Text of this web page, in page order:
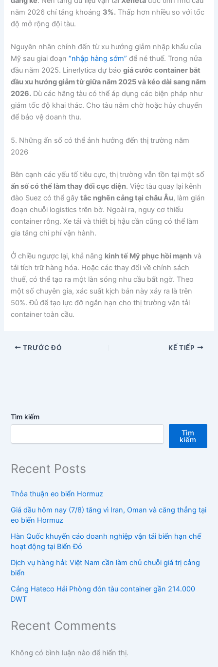
năm 2026 chỉ tăng khoảng 3%. Thấp hơn nhiều so với tốc
độ mở rộng đội tàu.
Nguyên nhân chính đến từ xu hướng giảm nhập khẩu của
Mỹ sau giai đoạn“nhập hàng sớm” để né thuế. Trong nửa
đầu năm 2025. Linerlytica dự báogiá cước container bắt
đầu xu hướng giảm từ giữa năm 2025 và kéo dài sang năm
2026. Dù các hãng tàu có thể áp dụng các biện pháp như
giảm tốc độ khai thác. Cho tàu nằm chờ hoặc hủy chuyến
để bảo vệ doanh thu.
5. Những ẩn số có thể ảnh hưởng đến thị trường năm
2026
Bên cạnh các yếu tố tiêu cực, thị trường vẫn tồn tại một số
ẩn số có thể làm thay đổi cục diện. Việc tàu quay lại kênh
đào Suez có thể gâytắc nghẽn cảng tại châu Âu, làm gián
đoạn chuỗi logistics trên bờ. Ngoài ra, nguy cơ thiếu
container rỗng. Xe tải và thiết bị hậu cần cũng có thể làm
gia tăng chi phí vận hành.
Ở chiều ngược lại, khả năng kinh tế Mỹ phục hồi mạnh và
tái tích trữ hàng hóa. Hoặc các thay đổi về chính sách
thuế, có thể tạo ra một làn sóng nhu cầu bất ngờ. Theo
một số chuyên gia, xác suất kịch bản này xảy ra là trên
50%. Đủ để tạo lực đỡ ngắn hạn cho thị trường vận tải
container toàn cầu.
TRƯỚC ĐÓ KẾ TIẾP
Tìm kiếm
Tìm
kiếm
Recent Posts
Thỏa thuận eo biển Hormuz
Giá dầu hôm nay (7/8) tăng vì Iran, Oman và căng thẳng tại
eo biển Hormuz
Hàn Quốc khuyến cáo doanh nghiệp vận tải biển hạn chế
hoạt động tại Biển Đỏ
Dịch vụ hàng hải: Việt Nam cần làm chủ chuỗi giá trị cảng
biển
Cảng Hateco Hải Phòng đón tàu container gần 214.000
DWT
Recent Comments
Không có bình luận nào để hiển thị.